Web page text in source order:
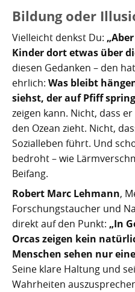
Bildung oder
Vielleicht denkst Du:
Kinder dort etwas über
diesen Gedanken – den
ehrlich: Was bleibt
siehst, der auf Pfiff
zeigen kann. Nicht, dass
den Ozean zieht. Nicht,
Sozialleben führt. Und
bedroht – wie
Beifang.
Robert Marc Lehmann,
Forschungstaucher und
direkt auf den Punkt: „In
Orcas zeigen kein
Menschen sehen nur
Seine klare Haltung und
Wahrheiten